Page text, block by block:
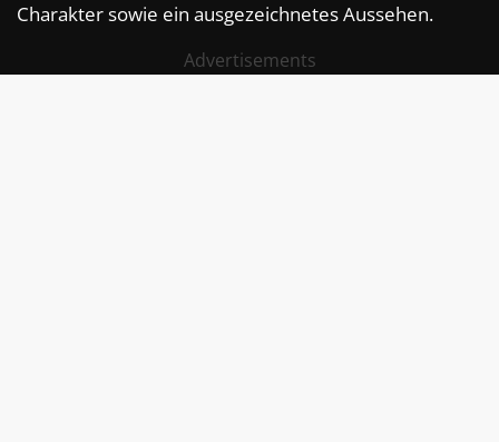
Charakter sowie ein ausgezeichnetes Aussehen.
Advertisements